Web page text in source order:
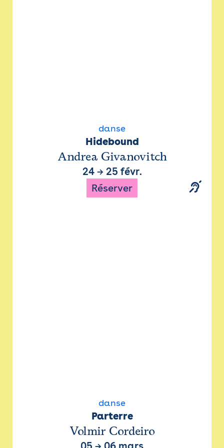
danse
Hidebound
Andrea Givanovitch
24→ 25 févr.
Réserver
danse
Parterre
Volmir Cordeiro